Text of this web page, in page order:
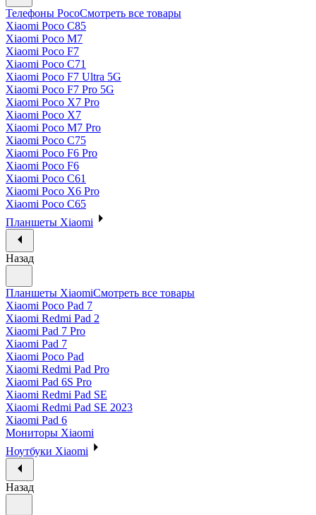
Телефоны PocoСмотреть все товары
Xiaomi Poco C85
Xiaomi Poco M7
Xiaomi Poco F7
Xiaomi Poco C71
Xiaomi Poco F7 Ultra 5G
Xiaomi Poco F7 Pro 5G
Xiaomi Poco X7 Pro
Xiaomi Poco X7
Xiaomi Poco M7 Pro
Xiaomi Poco C75
Xiaomi Poco F6 Pro
Xiaomi Poco F6
Xiaomi Poco C61
Xiaomi Poco X6 Pro
Xiaomi Poco C65
Планшеты Xiaomi
Назад
Планшеты XiaomiСмотреть все товары
Xiaomi Poco Pad 7
Xiaomi Redmi Pad 2
Xiaomi Pad 7 Pro
Xiaomi Pad 7
Xiaomi Poco Pad
Xiaomi Redmi Pad Pro
Xiaomi Pad 6S Pro
Xiaomi Redmi Pad SE
Xiaomi Redmi Pad SE 2023
Xiaomi Pad 6
Мониторы Xiaomi
Ноутбуки Xiaomi
Назад